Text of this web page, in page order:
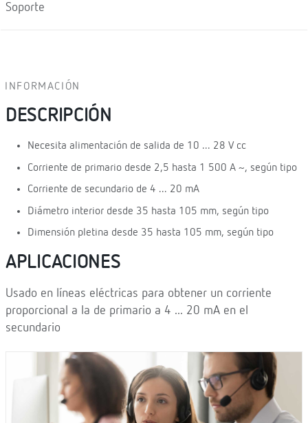
Soporte
INFORMACIÓN
DESCRIPCIÓN
Necesita alimentación de salida de 10 ... 28 V cc
Corriente de primario desde 2,5 hasta 1 500 A ~, según tipo
Corriente de secundario de 4 ... 20 mA
Diámetro interior desde 35 hasta 105 mm, según tipo
Dimensión pletina desde 35 hasta 105 mm, según tipo
APLICACIONES
Usado en líneas eléctricas para obtener un corriente
proporcional a la de primario a 4 ... 20 mA en el
secundario